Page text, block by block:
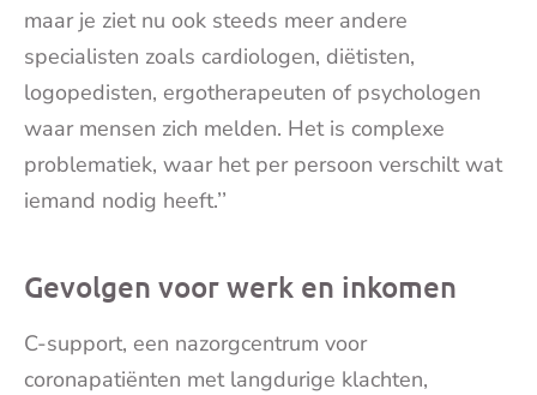
maar je ziet nu ook steeds meer andere
specialisten zoals cardiologen, diëtisten,
logopedisten, ergotherapeuten of psychologen
waar mensen zich melden. Het is complexe
problematiek, waar het per persoon verschilt wat
iemand nodig heeft.’’
Gevolgen voor werk en inkomen
C-support, een nazorgcentrum voor
coronapatiënten met langdurige klachten,